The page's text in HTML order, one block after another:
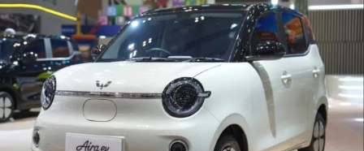
Sektor kaki-kaki juga ikut mendapat perhatian. Mobil ini
menggunakan velg Volk Rays OG TE37 berukuran 19 inci
yang dipadukan ban Accelera Iota EVT 245/45 R19.
Gak cuma itu, ada tambahan LED fog lamp mini projie pro
7 dan roof rack yang semakin menguatkan karakter urban
lifestyle pada SUV listrik tersebut.